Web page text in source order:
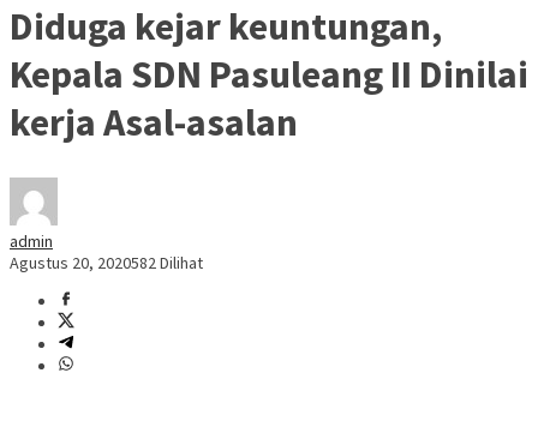
Diduga kejar keuntungan,
Kepala SDN Pasuleang II Dinilai
kerja Asal-asalan
admin
Agustus 20, 2020582 Dilihat